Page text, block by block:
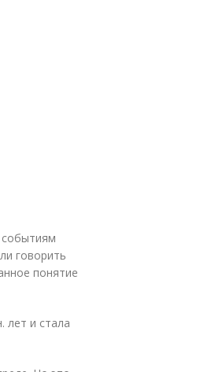
говорить
понятие
лет и стала